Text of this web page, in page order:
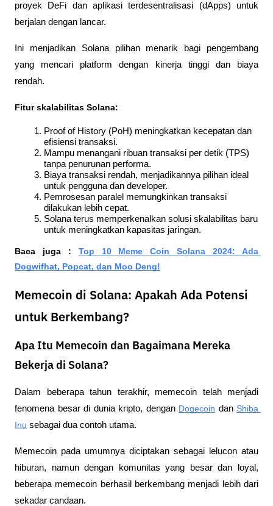
proyek DeFi dan aplikasi terdesentralisasi (dApps) untuk
berjalan dengan lancar.
Ini menjadikan Solana pilihan menarik bagi pengembang
yang mencari platform dengan kinerja tinggi dan biaya
rendah.
Fitur skalabilitas Solana:
Proof of History (PoH) meningkatkan kecepatan dan
efisiensi transaksi.
Mampu menangani ribuan transaksi per detik (TPS)
tanpa penurunan performa.
Biaya transaksi rendah, menjadikannya pilihan ideal
untuk pengguna dan developer.
Pemrosesan paralel memungkinkan transaksi
dilakukan lebih cepat.
Solana terus memperkenalkan solusi skalabilitas baru
untuk meningkatkan kapasitas jaringan.
Baca juga : Top 10 Meme Coin Solana 2024: Ada
Dogwifhat, Popcat, dan Moo Deng!
Memecoin di Solana: Apakah Ada Potensi
untuk Berkembang?
Apa Itu Memecoin dan Bagaimana Mereka
Bekerja di Solana?
Dalam beberapa tahun terakhir, memecoin telah menjadi
fenomena besar di dunia kripto, dengan Dogecoin dan Shiba
Inu sebagai dua contoh utama.
Memecoin pada umumnya diciptakan sebagai lelucon atau
hiburan, namun dengan komunitas yang besar dan loyal,
beberapa memecoin berhasil berkembang menjadi lebih dari
sekadar candaan.